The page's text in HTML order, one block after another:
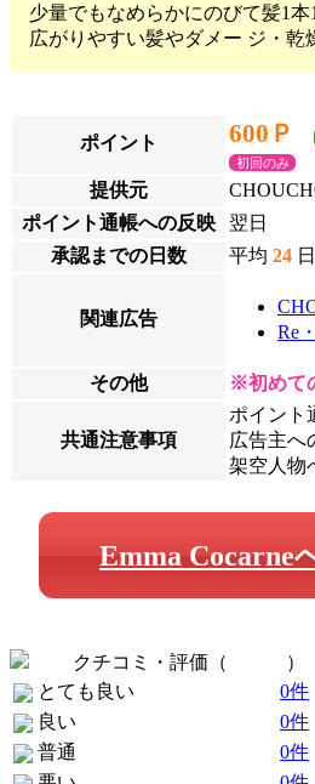
少量でもなめらかにのびて髪1本
広がりやすい髪やダメー ジ・乾
ポイント 600Ｐ
初回のみ
提供元
ポイント通帳への反映
翌日
承認までの日数
平均 24 日
関連広告
Re
その他 ※初めて
共通注意事項
ポイント
広告主へ
架空人物
Emma Cocarne
クチコミ・評価（
）
とても良い
0件
良い
0件
普通
0件